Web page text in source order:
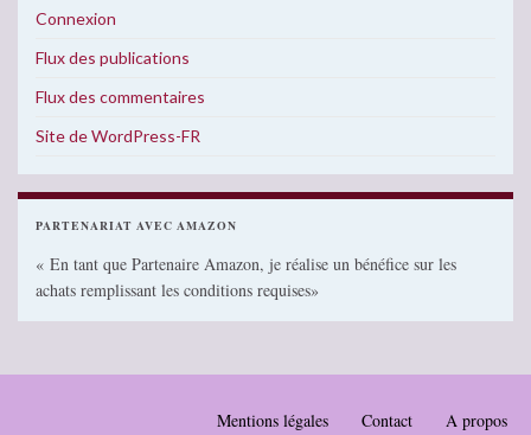
Connexion
Flux des publications
Flux des commentaires
Site de WordPress-FR
PARTENARIAT AVEC AMAZON
« En tant que Partenaire Amazon, je réalise un bénéfice sur les
achats remplissant les conditions requises»
Mentions légales Contact A propos